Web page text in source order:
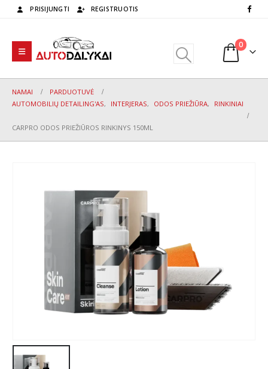
PRISIJUNGTI REGISTRUOTIS
0
NAMAI
PARDUOTUVĖ
AUTOMOBILIŲ DETAILING'AS, INTERJERAS, ODOS PRIEŽIŪRA, RINKINIAI
CARPRO ODOS PRIEŽIŪROS RINKINYS 150ML